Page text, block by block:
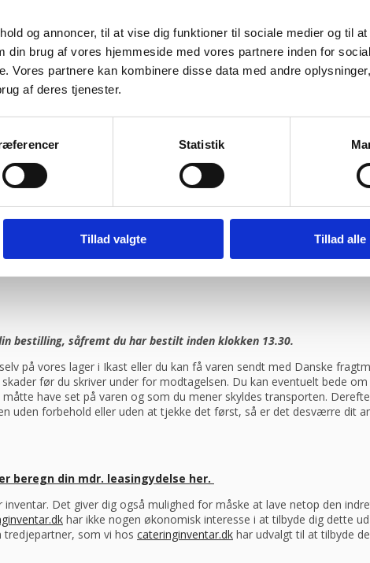
og annoncer, til at vise dig funktioner til sociale medier og til
din brug af vores hjemmeside med vores partnere inden for
Vores partnere kan kombinere disse data med andre
af deres tjenester.
Statistik
Tillad valgte Tillad alle
bestilling, såfremt du har bestilt inden klokken 13.30.
på vores lager i Ikast eller du kan få varen sendt med Danske
før du skriver under for modtagelsen. Du kan eventuelt bede
have set på varen og som du mener skyldes transporten.
uden forbehold eller uden at tjekke det først, så er det desværre dit
beregn din mdr. leasingydelse her.
Det giver dig også mulighed for måske at lave netop den
har ikke nogen økonomisk interesse i at tilbyde dig dette
tredjepartner, som vi hos cateringinventar.dk har udvalgt til at tilbyde